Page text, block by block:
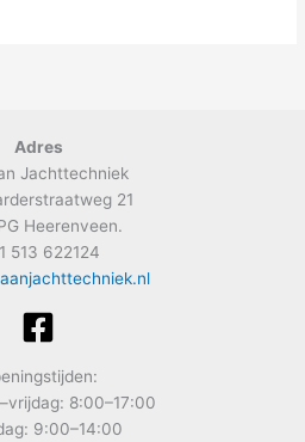
Adres
Jachttechniek
21
Heerenveen.
513 622124
8:00–17:00
9:00–14:00